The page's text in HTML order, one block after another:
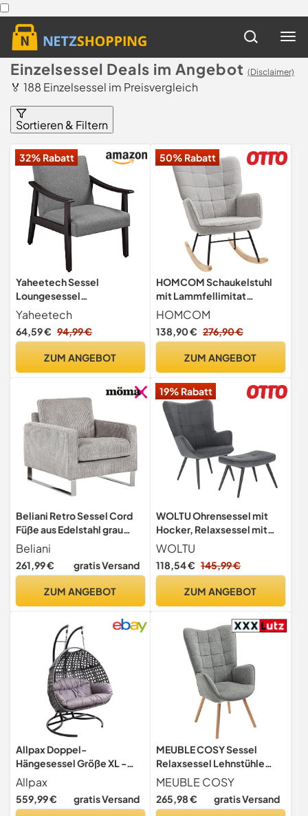
Einzelsessel Deals im Angebot (Disclaimer)
🏅 188 Einzelsessel im Preisvergleich
Sortieren & Filtern
32% Rabatt
Yaheetech Sessel
Loungesessel
Wohnzimmer, Gepolsterter
Sessel Retro, Relaxsessel
mit Armlehnen aus Holz,
Yaheetech
64,59 € 94,99 €
ZUM ANGEBOT
50% Rabatt
HOMCOM Schaukelstuhl
mit Lammfellimitat
Armlehne bis 120kg
Hellgrau
HOMCOM
138,90 € 276,90 €
ZUM ANGEBOT
Beliani Retro Sessel Cord
Füße aus Edelstahl grau
Vind
Beliani
261,99 € gratis Versand
ZUM ANGEBOT
19% Rabatt
WOLTU Ohrensessel mit
Hocker, Relaxsessel mit
Polster, Dunkelgrau
WOLTU
118,54 € 145,99 €
ZUM ANGEBOT
Allpax Doppel-
Hängesessel Größe XL -
geeignet für In- und
Outdoor - bis 300 kg - Korb
aus Polyrattan mit Gestell
Allpax
559,99 € gratis Versand
MEUBLE COSY Sessel
Relaxsessel Lehnstühle
Polstersessel Einzelsofa
mit Holzbein Ohrensessel
für Wohnzimmer
MEUBLE COSY
265,98 € gratis Versand